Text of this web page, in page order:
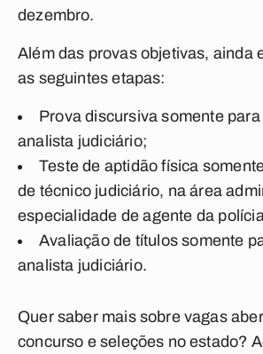
dezembro.
Além das provas objetivas, ainda
as seguintes etapas:
Prova discursiva somente
analista judiciário;
Teste de aptidão física
de técnico judiciário, na área
especialidade de agente da
Avaliação de títulos somente
analista judiciário.
Quer saber mais sobre vagas
concurso e seleções no estado?